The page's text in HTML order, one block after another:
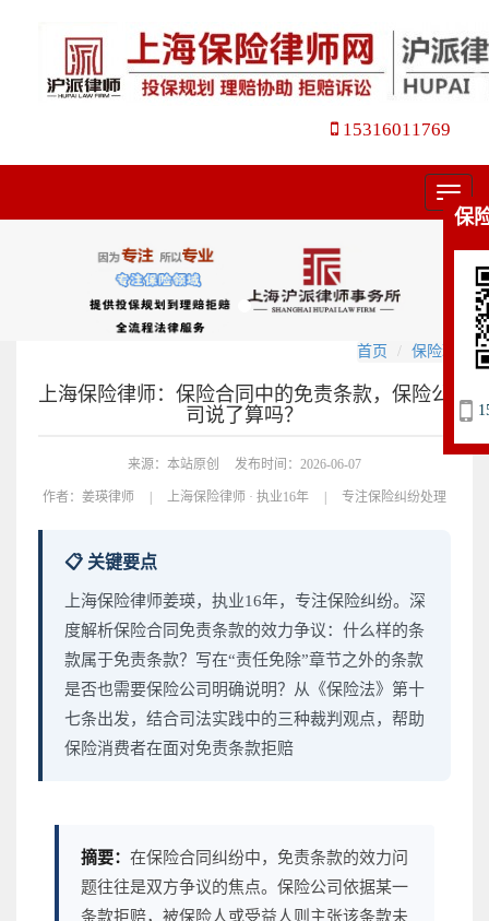
15316011769
菜
单
首页 保险理赔
上海保险律师：保险合同中的免责条款，保险公
司说了算吗？
来源：本站原创 发布时间：2026-06-07
作者： 姜瑛律师 | 上海保险律师 · 执业16年 | 专注保险纠纷处理
📋 关键要点
上海保险律师姜瑛，执业16年，专注保险纠纷。深
度解析保险合同免责条款的效力争议：什么样的条
款属于免责条款？写在“责任免除”章节之外的条款
是否也需要保险公司明确说明？从《保险法》第十
七条出发，结合司法实践中的三种裁判观点，帮助
保险消费者在面对免责条款拒赔
摘要： 在保险合同纠纷中，免责条款的效力问
题往往是双方争议的焦点。保险公司依据某一
条款拒赔，被保险人或受益人则主张该条款未
保